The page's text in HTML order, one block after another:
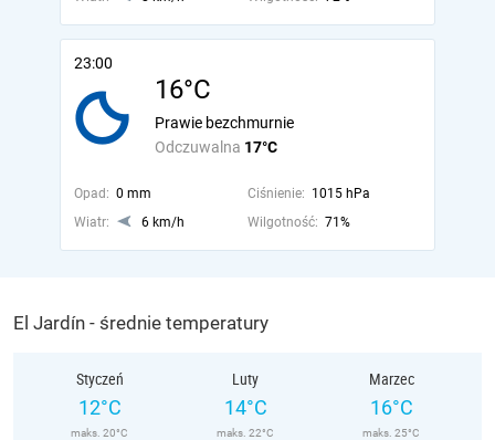
23:00
16°C
Odczuwalna 17°C
Prawie bezchmurnie
Opad: 0 mm Ciśnienie: 1015 hPa
Wiatr:
6 km/h Wilgotność: 71%
El Jardín - średnie temperatury
Styczeń
12°C
maks. 20°C
Luty
14°C
maks. 22°C
Marzec
16°C
maks. 25°C